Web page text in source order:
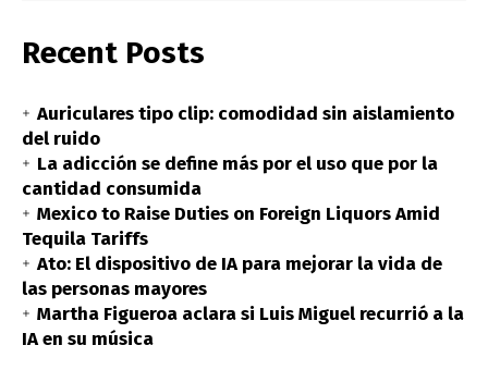
Recent Posts
Auriculares tipo clip: comodidad sin aislamiento
del ruido
La adicción se define más por el uso que por la
cantidad consumida
Mexico to Raise Duties on Foreign Liquors Amid
Tequila Tariffs
Ato: El dispositivo de IA para mejorar la vida de
las personas mayores
Martha Figueroa aclara si Luis Miguel recurrió a la
IA en su música